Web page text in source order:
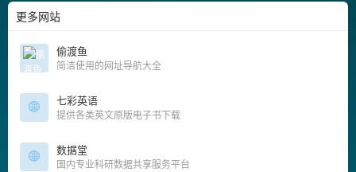
更多网站
偷渡鱼
简洁使用的网址导航大全
七彩英语
提供各类英文原版电子书下载
数据堂
国内专业科研数据共享服务平台